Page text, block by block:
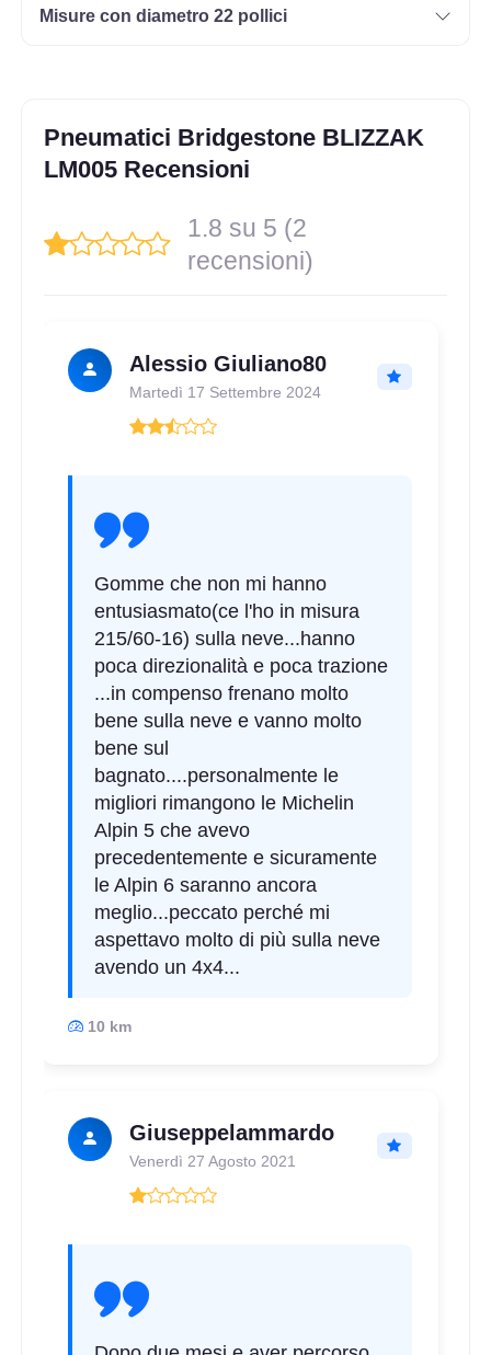
Misure con diametro 22 pollici
Pneumatici Bridgestone BLIZZAK
LM005 Recensioni
1.8 su 5 (2
recensioni)
Alessio Giuliano80
Martedì 17 Settembre 2024
Gomme che non mi hanno
entusiasmato(ce l'ho in misura
215/60-16) sulla neve...hanno
poca direzionalità e poca trazione
...in compenso frenano molto
bene sulla neve e vanno molto
bene sul
bagnato....personalmente le
migliori rimangono le Michelin
Alpin 5 che avevo
precedentemente e sicuramente
le Alpin 6 saranno ancora
meglio...peccato perché mi
aspettavo molto di più sulla neve
avendo un 4x4...
10 km
Giuseppelammardo
Venerdì 27 Agosto 2021